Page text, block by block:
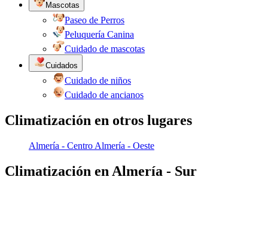
Mascotas
Paseo de Perros
Peluquería Canina
Cuidado de mascotas
Cuidados
Cuidado de niños
Cuidado de ancianos
Climatización en otros lugares
Almería - Centro Almería - Oeste
Climatización en Almería - Sur